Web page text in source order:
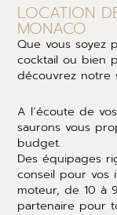
LOCATION
MONACO
Que vous soyez
cocktail ou bien
découvrez notre
A l’écoute de
saurons vous
budget.
Des équipages
conseil pour vos
moteur, de 10 à
partenaire pour